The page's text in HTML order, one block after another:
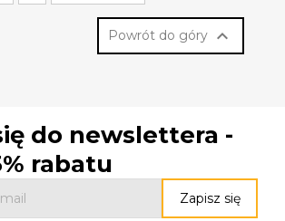
Powrót do góry 
do newslettera -
rabatu